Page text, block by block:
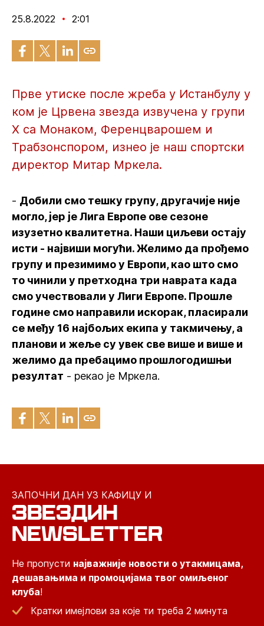
25.8.2022 2:01
Прве утиске после жреба у Истанбулу у
ком је Црвена звезда извучена у групи
Х са Монаком, Ференцварошем и
Трабзонспором, изнео је наш спортски
директор Митар Мркела.
- Добили смо тешку групу, другачије није
могло, јер је Лига Европе ове сезоне
изузетно квалитетна. Наши циљеви остају
исти - највиши могући. Желимо да прођемо
групу и презимимо у Европи, као што смо
то чинили у претходна три наврата када
смо учествовали у Лиги Европе. Прошле
године смо направили искорак, пласирали
се међу 16 најбољих екипа у такмичењу, а
планови и жеље су увек све више и више и
желимо да пребацимо прошлогодишњи
резултат - рекао је Мркела.
ЗАПОЧНИ ДАН УЗ КАФИЦУ И
ЗВЕЗДИН
NEWSLETTER
Не пропусти најважније новости о утакмицама,
дешавањима и промоцијама твог омиљеног
клуба!
Кратки имејлови за које ти треба 2 минута